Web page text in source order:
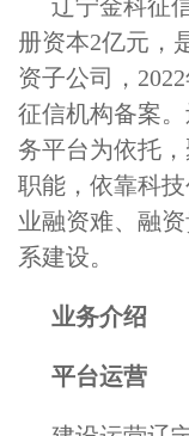
辽宁金科征
册资本2亿元，
资子公司，
征信机构备案
务平台为依托
职能，依靠科
业融资难、融
系建设。
业务介绍
平台运营